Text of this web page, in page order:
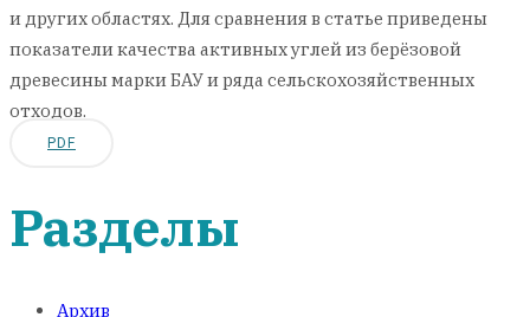
и других областях. Для сравнения в статье приведены
показатели качества активных углей из берёзовой
древесины марки БАУ и ряда сельскохозяйственных
отходов.
PDF
Разделы
Архив